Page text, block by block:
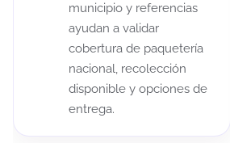
municipio y referencias
ayudan a validar
cobertura de paquetería
nacional, recolección
disponible y opciones de
entrega.